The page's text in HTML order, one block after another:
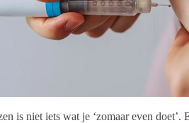
is niet iets wat je ‘zomaar even